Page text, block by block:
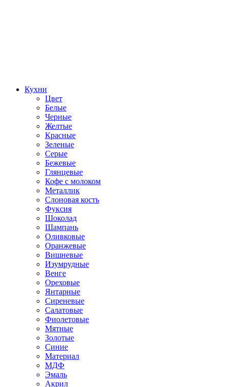
Кухни
Цвет
Белые
Черные
Желтые
Красные
Зеленые
Серые
Бежевые
Глянцевые
Кофе с молоком
Металлик
Слоновая кость
Фуксия
Шоколад
Шампань
Оливковые
Оранжевые
Вишневые
Изумрудные
Венге
Ореховые
Янтарные
Сиреневые
Салатовые
Фиолетовые
Мятные
Золотые
Синие
Материал
МДФ
Эмаль
Акрил